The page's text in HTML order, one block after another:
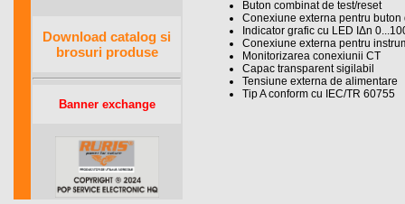
Download catalog si
brosuri produse
Banner exchange
Buton combinat de test/reset
Conexiune externa pentru buton
Indicator grafic cu LED IΔn
Conexiune externa pentru
Monitorizarea conexiunii CT
Capac transparent sigilabil
Tensiune externa de alimentare
Tip A conform cu IEC/TR 60755